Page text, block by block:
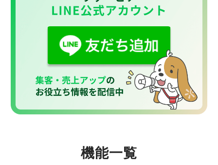
機能一覧